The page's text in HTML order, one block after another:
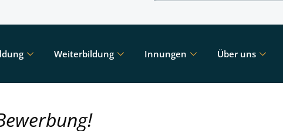
Weiterbildung Innungen Über uns